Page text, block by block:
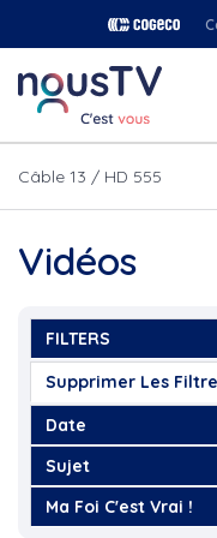
au
contenu
principal
Câble 13 / HD 555
Vidéos
FILTERS
Supprimer Les
Date
Aujourd'hui
Cette Semaine
Ce Mois
Sujet
Académie sportive
Arbre de Noël
Ma Foi C'est Vrai !